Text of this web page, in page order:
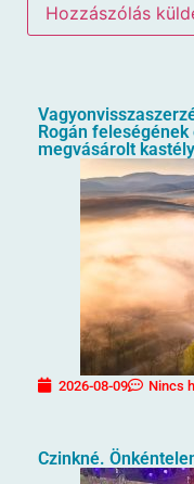
Rogán
megvásárolt
2026-08-09 Nincs
Czinkné.